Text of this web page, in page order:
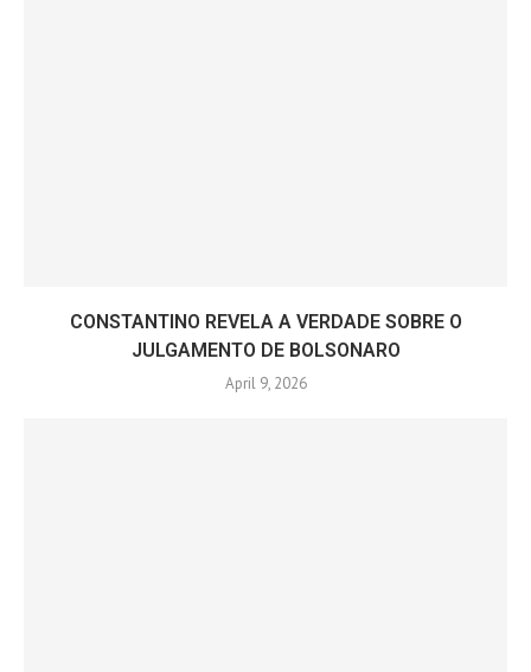
CONSTANTINO REVELA A VERDADE SOBRE O
JULGAMENTO DE BOLSONARO
April 9, 2026